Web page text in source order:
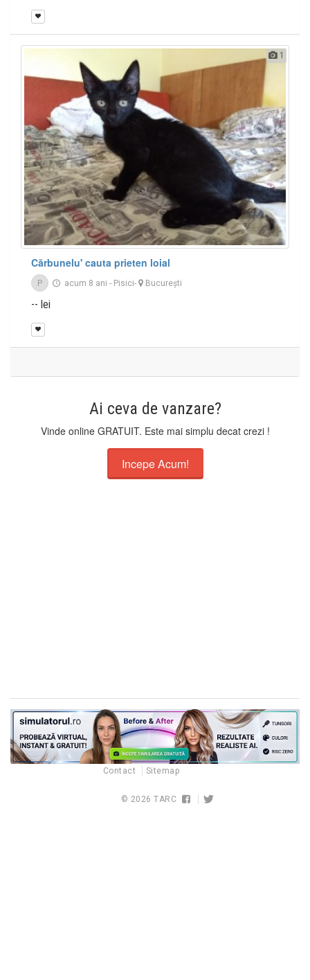
1
Cărbunelu' cauta prieten loial
P acum 8 ani - Pisici- București
-- lei
Ai ceva de vanzare?
Vinde online GRATUIT. Este mai simplu decat crezi !
Incepe Acum!
Contact Sitemap
© 2026TARC